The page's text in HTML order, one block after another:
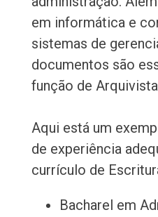
em informática e
sistemas de
documentos são
função de
Aqui está um
de experiência
currículo de
Bacharel em